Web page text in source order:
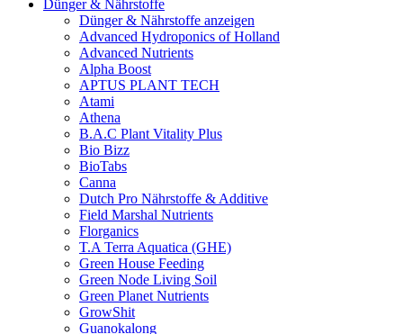
Dünger & Nährstoffe
Dünger & Nährstoffe anzeigen
Advanced Hydroponics of Holland
Advanced Nutrients
Alpha Boost
APTUS PLANT TECH
Atami
Athena
B.A.C Plant Vitality Plus
Bio Bizz
BioTabs
Canna
Dutch Pro Nährstoffe & Additive
Field Marshal Nutrients
Florganics
T.A Terra Aquatica (GHE)
Green House Feeding
Green Node Living Soil
Green Planet Nutrients
GrowShit
Guanokalong